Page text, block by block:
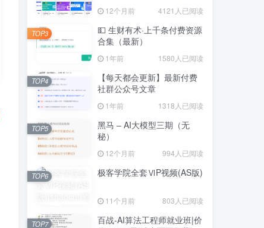
12个月前 4121人已阅读
💵 生财有术·上千条付费资源
合集（最新）
1年前 1580人已阅读
TOP3
【每天都会更新】最新付费
社群公众号文章
1年前 1318人已阅读
TOP4
黑马 – AI大模型三期（无
秘）
12个月前 994人已阅读
TOP5
极客学院全套ⅥP视频(AS版)
11个月前 803人已阅读
TOP6
百战-AI算法工程师就业班|价
TOP7